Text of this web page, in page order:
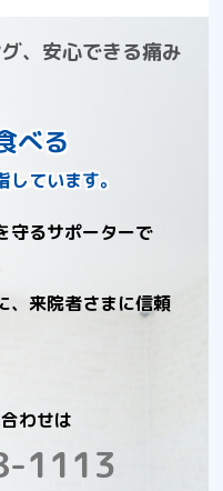
、安心できる痛み
べる
ています。
守るサポーターで
、来院者さまに信頼
わせは
1113